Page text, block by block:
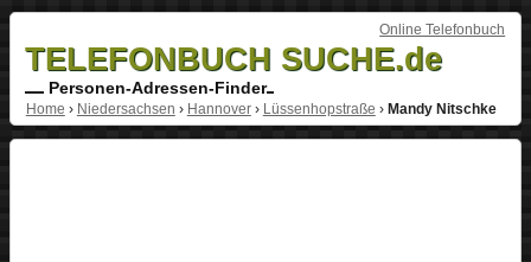
Online Telefonbuch
TELEFONBUCH SUCHE.de
Personen-Adressen-Finder
Home › Niedersachsen › Hannover› Lüssenhopstraße › Mandy Nitschke